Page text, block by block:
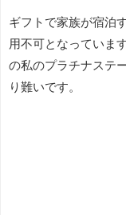
ギフトで家族が宿泊
用不可となっていま
の私のプラチナステ
り難いです。